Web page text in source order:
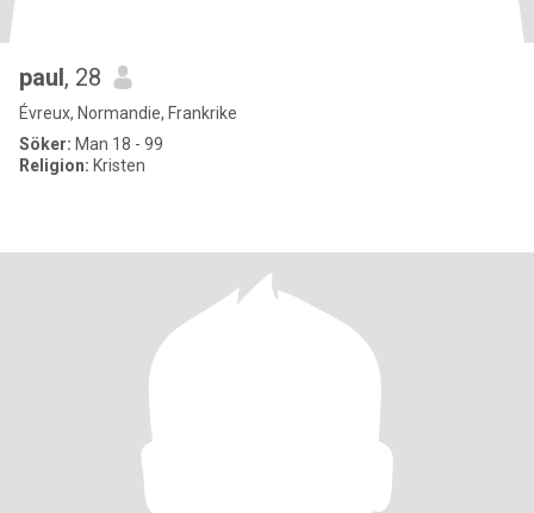
paul, 28
Évreux, Normandie, Frankrike
Söker: Man 18 - 99
Religion: Kristen